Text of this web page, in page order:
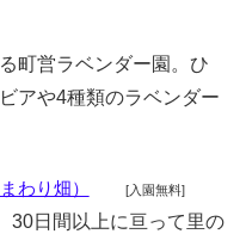
町営ラベンダー園。ひ
アや4種類のラベンダー
わり畑） [入園無料]
30日間以上に亘って里の